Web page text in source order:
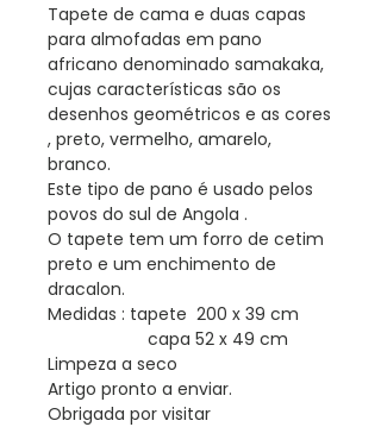
Tapete de cama e duas capas
para almofadas em pano
africano denominado samakaka,
cujas características são os
desenhos geométricos e as cores
, preto, vermelho, amarelo,
branco.
Este tipo de pano é usado pelos
povos do sul de Angola .
O tapete tem um forro de cetim
preto e um enchimento de
dracalon.
Medidas : tapete 200 x 39 cm
capa 52 x 49 cm
Limpeza a seco
Artigo pronto a enviar.
Obrigada por visitar